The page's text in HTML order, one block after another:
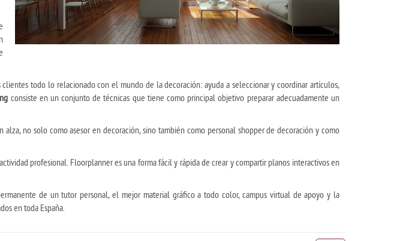
todo lo relacionado con el mundo de la decoración: ayuda a seleccionar y coordinar artículos,
consiste en un conjunto de técnicas que tiene como principal objetivo preparar adecuadamente un
no solo como asesor en decoración, sino también como personal shopper de decoración y como
profesional. Floorplanner es una forma fácil y rápida de crear y compartir planos interactivos en
de un tutor personal, el mejor material gráfico a todo color, campus virtual de apoyo y la
en toda España.